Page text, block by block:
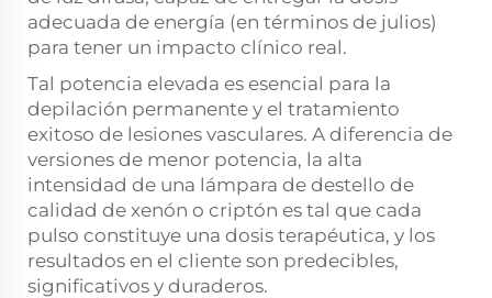
adecuada de energía (en términos de julios)
para tener un impacto clínico real.
Tal potencia elevada es esencial para la
depilación permanente y el tratamiento
exitoso de lesiones vasculares. A diferencia de
versiones de menor potencia, la alta
intensidad de una lámpara de destello de
calidad de xenón o criptón es tal que cada
pulso constituye una dosis terapéutica, y los
resultados en el cliente son predecibles,
significativos y duraderos.